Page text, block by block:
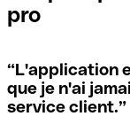
locales.
Si vous n'êtes
utiliser, nous
codes SWIFT par
vérification/
trouver et vérifier
transferts
pro
“L'application
que je n'ai
service client.”